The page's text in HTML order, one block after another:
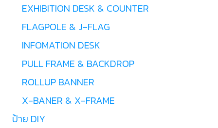
EXHIBITION DESK & COUNTER
FLAGPOLE & J-FLAG
INFOMATION DESK
PULL FRAME & BACKDROP
ROLLUP BANNER
X-BANER & X-FRAME
ป้าย DIY